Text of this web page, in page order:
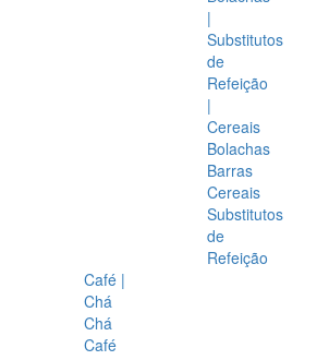
|
Substitutos
de
Refeição
|
Cereais
Bolachas
Barras
Cereais
Substitutos
de
Refeição
Café |
Chá
Chá
Café